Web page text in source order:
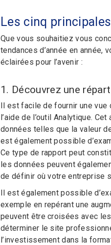
Les cinq
Que vous souhaitiez vous
tendances d’année en
éclairées pour l’avenir :
1. Découvrez une
Il est facile de fournir une vue
l’aide de l’outil Analytique.
données telles que la valeur
est également possible
Ce type de rapport peut
les données peuvent
de définir où votre entreprise
Il est également possible
exemple en repérant une
peuvent être croisées avec
déterminer le site
l’investissement dans la